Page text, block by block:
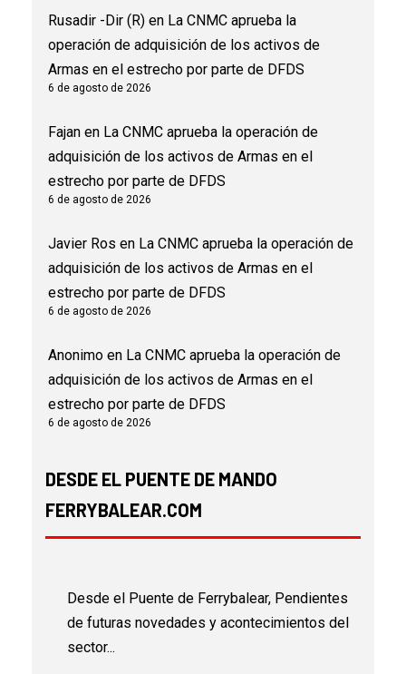
Rusadir -Dir (R) en La CNMC aprueba la
operación de adquisición de los activos de
Armas en el estrecho por parte de DFDS
6 de agosto de 2026
Fajan en La CNMC aprueba la operación de
adquisición de los activos de Armas en el
estrecho por parte de DFDS
6 de agosto de 2026
Javier Ros en La CNMC aprueba la operación de
adquisición de los activos de Armas en el
estrecho por parte de DFDS
6 de agosto de 2026
Anonimo en La CNMC aprueba la operación de
adquisición de los activos de Armas en el
estrecho por parte de DFDS
6 de agosto de 2026
DESDE EL PUENTE DE MANDO
FERRYBALEAR.COM
Desde el Puente de Ferrybalear, Pendientes
de futuras novedades y acontecimientos del
sector...